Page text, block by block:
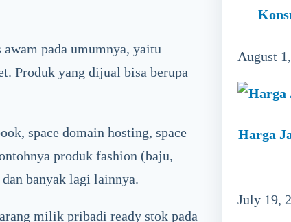
pada umumnya, yaitu
Produk yang dijual bisa berupa
space domain hosting, space
produk fashion (baju,
banyak lagi lainnya.
milik pribadi ready stok pada
August
Harga
July 19,